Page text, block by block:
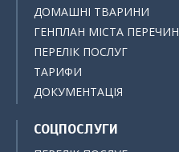
ДОМАШНІ ТВАРИНИ
ГЕНПЛАН МІСТА ПЕРЕЧИН
ПЕРЕЛІК ПОСЛУГ
ТАРИФИ
ДОКУМЕНТАЦІЯ
СОЦПОСЛУГИ